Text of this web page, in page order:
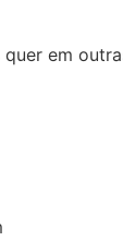
quer em